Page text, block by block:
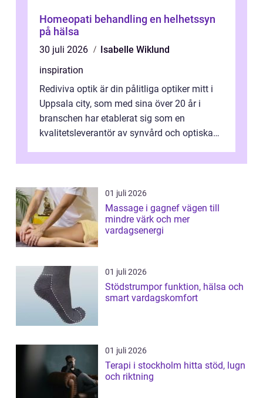
Homeopati behandling en helhetssyn
på hälsa
30 juli 2026
Isabelle Wiklund
inspiration
Rediviva optik är din pålitliga optiker mitt i
Uppsala city, som med sina över 20 år i
branschen har etablerat sig som en
kvalitetsleverantör av synvård och optiska
01 juli 2026
Massage i gagnef vägen till
mindre värk och mer
vardagsenergi
01 juli 2026
Stödstrumpor funktion, hälsa och
smart vardagskomfort
01 juli 2026
Terapi i stockholm hitta stöd, lugn
och riktning